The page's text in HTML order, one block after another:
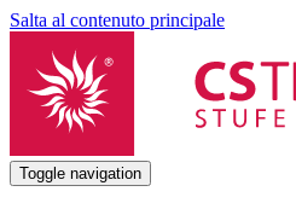
Salta al contenuto principale
Toggle navigation